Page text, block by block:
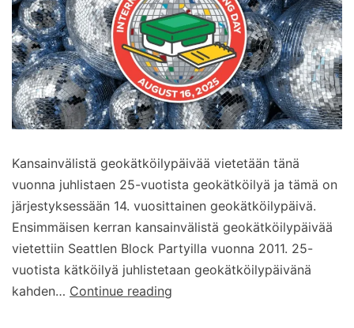
Kansainvälistä geokätköilypäivää vietetään tänä
vuonna juhlistaen 25-vuotista geokätköilyä ja tämä on
järjestyksessään 14. vuosittainen geokätköilypäivä.
Ensimmäisen kerran kansainvälistä geokätköilypäivää
vietettiin Seattlen Block Partyilla vuonna 2011. 25-
vuotista kätköilyä juhlistetaan geokätköilypäivänä
kahden… Continue reading